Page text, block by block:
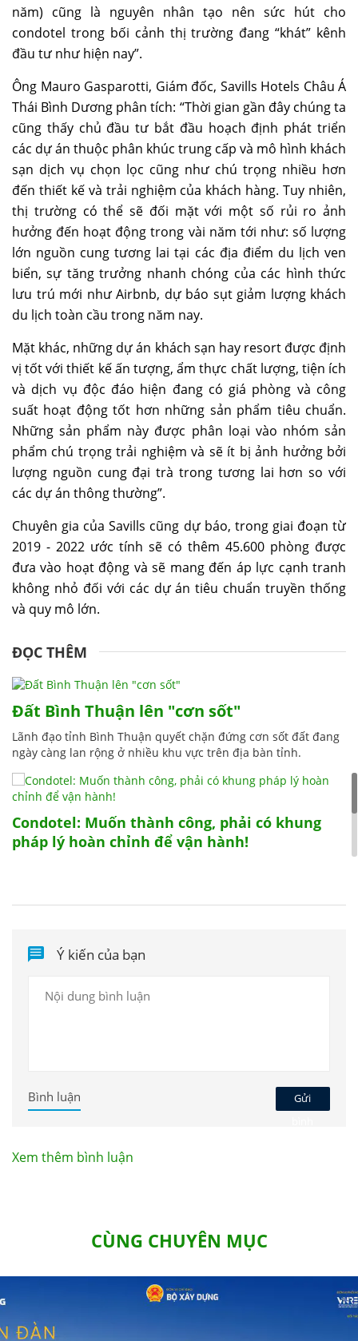
năm) cũng là nguyên nhân tạo nên sức hút cho
condotel trong bối cảnh thị trường đang “khát” kênh
đầu tư như hiện nay”.
Ông Mauro Gasparotti, Giám đốc, Savills Hotels Châu Á
Thái Bình Dương phân tích: “Thời gian gần đây chúng ta
cũng thấy chủ đầu tư bắt đầu hoạch định phát triển
các dự án thuộc phân khúc trung cấp và mô hình khách
sạn dịch vụ chọn lọc cũng như chú trọng nhiều hơn
đến thiết kế và trải nghiệm của khách hàng. Tuy nhiên,
thị trường có thể sẽ đối mặt với một số rủi ro ảnh
hưởng đến hoạt động trong vài năm tới như: số lượng
lớn nguồn cung tương lai tại các địa điểm du lịch ven
biển, sự tăng trưởng nhanh chóng của các hình thức
lưu trú mới như Airbnb, dự báo sụt giảm lượng khách
du lịch toàn cầu trong năm nay.
Mặt khác, những dự án khách sạn hay resort được định
vị tốt với thiết kế ấn tượng, ẩm thực chất lượng, tiện ích
và dịch vụ độc đáo hiện đang có giá phòng và công
suất hoạt động tốt hơn những sản phẩm tiêu chuẩn.
Những sản phẩm này được phân loại vào nhóm sản
phẩm chú trọng trải nghiệm và sẽ ít bị ảnh hưởng bởi
lượng nguồn cung đại trà trong tương lai hơn so với
các dự án thông thường”.
Chuyên gia của Savills cũng dự báo, trong giai đoạn từ
2019 - 2022 ước tính sẽ có thêm 45.600 phòng được
đưa vào hoạt động và sẽ mang đến áp lực cạnh tranh
không nhỏ đối với các dự án tiêu chuẩn truyền thống
và quy mô lớn.
ĐỌC THÊM
Đất Bình Thuận lên "cơn sốt"
Lãnh đạo tỉnh Bình Thuận quyết chặn đứng cơn sốt đất đang
ngày càng lan rộng ở nhiều khu vực trên địa bàn tỉnh.
Condotel: Muốn thành công, phải có khung
pháp lý hoàn chỉnh để vận hành!
Đà Nẵng: Năm 2019, giá đất ở cao nhất 98,8
Ý kiến của bạn
Gửi
Bình luận
Xem thêm bình luận
CÙNG CHUYÊN MỤC